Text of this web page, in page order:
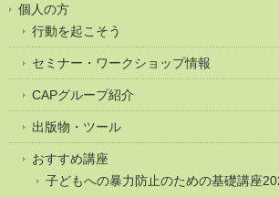
個人の方
行動を起こそう
セミナー・ワークショップ情報
CAPグループ紹介
出版物・ツール
おすすめ講座
子どもへの暴力防止のための基礎講座